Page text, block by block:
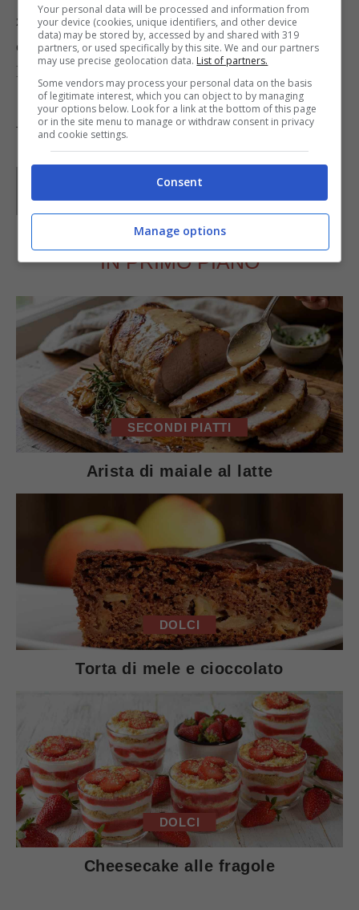
zucchero rimasto e fatelocaramellare. Servite il
dolce di riso in coppette, aggiungendo sopra
l’ananas caramellato e il cocco grattuggiato.
Tag: Ricette dal mondo
IN PRIMO PIANO
SECONDI PIATTI
Arista di maiale al latte
DOLCI
Torta di mele e cioccolato
DOLCI
Cheesecake alle fragole
Your personal data will be processed and information from
your device (cookies, unique identifiers, and other device
data) may be stored by, accessed by and shared with 319
partners, or used specifically by this site. We and our partners
may use precise geolocation data. List of partners.
Some vendors may process your personal data on the basis
of legitimate interest, which you can object to by managing
your options below. Look for a link at the bottom of this page
or in the site menu to manage or withdraw consent in privacy
and cookie settings.
Consent
Manage options